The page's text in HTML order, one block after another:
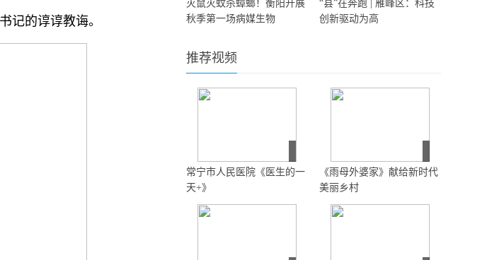
书记的谆谆教诲。
灭鼠灭蚊杀蟑螂！衡阳开展
秋季第一场病媒生物
“县”在奔跑 | 雁峰区：科技
创新驱动为高
推荐视频
常宁市人民医院《医生的一
天+》
《雨母外婆家》献给新时代
美丽乡村